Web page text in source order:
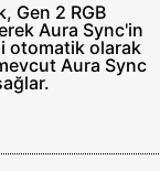
Gen 2 RGB
Aura Sync'in
otomatik olarak
Aura Sync